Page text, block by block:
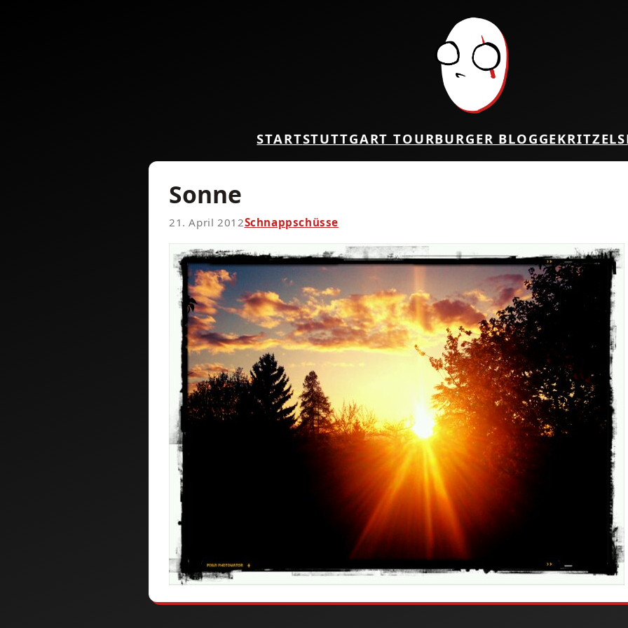
STARTSTUTTGART TOURBURGER BLOGGEKRITZEL
Sonne
21. April 2012Schnappschüsse